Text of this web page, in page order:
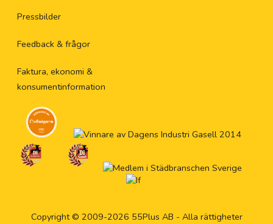
Pressbilder
Feedback & frågor
Faktura, ekonomi &
konsumentinformation
Copyright © 2009-2026 55Plus AB - Alla rättigheter